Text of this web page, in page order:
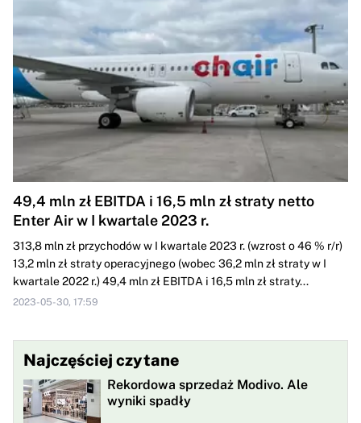
49,4 mln zł EBITDA i 16,5 mln zł straty netto
Enter Air w I kwartale 2023 r.
313,8 mln zł przychodów w I kwartale 2023 r. (wzrost o 46 % r/r)
13,2 mln zł straty operacyjnego (wobec 36,2 mln zł straty w I
kwartale 2022 r.) 49,4 mln zł EBITDA i 16,5 mln zł straty...
2023-05-30, 17:59
Najczęściej czytane
Rekordowa sprzedaż Modivo. Ale
wyniki spadły